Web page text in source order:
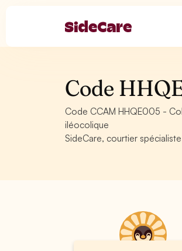
Code
Code CCAM HHQE005 -
iléocolique
SideCare, courtier